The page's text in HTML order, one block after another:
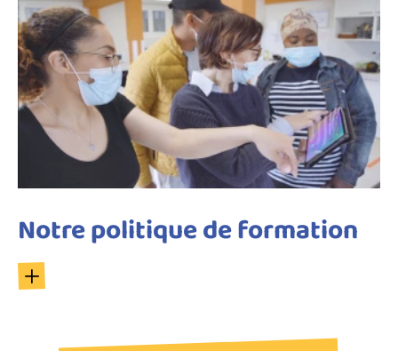
Notre politique de formation